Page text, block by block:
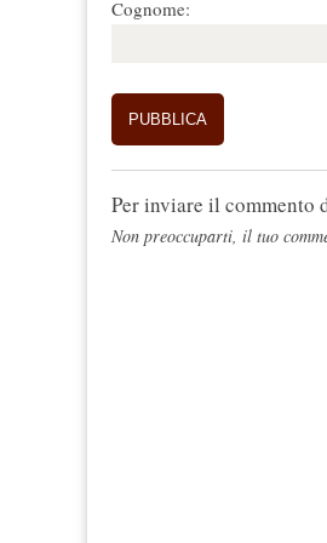
Cognome:
Per inviare il commento
Non preoccuparti, il tuo